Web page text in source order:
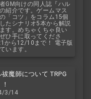
GM向けの同人誌『ハル
紹介です。ゲームマス
「コツ」をコラム15個
たシナリオ5本から解説
す。めちゃくちゃ良い
ひ手に取ってくださ
から12/10まで！ 電子版
います。
祓魔師について TRPG
3/14